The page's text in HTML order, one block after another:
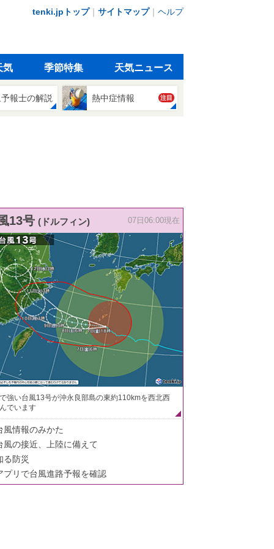
tenki.jpトップ｜ サイトマップ｜ ヘルプ
気 季節特集 天気ニュース
報士の解説 熱中症情報 注目
13号 (ドルフィン) 07日06:00現在
強い台風13号が沖永良部島の東約110kmを西北西
でいます
風情報のみかた
風の接近、上陸に備えて
る防災
プリで台風進路予報を確認